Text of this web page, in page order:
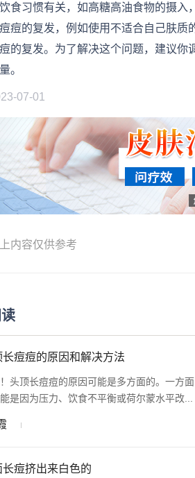
食习惯有关，如高糖高油食物的摄
痘的复发，例如使用不适合自己肤
的复发。为了解决这个问题，建议你
。
07-01
内容仅供参考
长痘痘的原因和解决方法
头顶长痘痘的原因可能是多方面的。一方
是因为压力、饮食不平衡或荷尔蒙水平改...
长痘挤出来白色的